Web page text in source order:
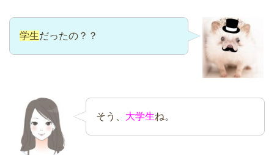
学生だったの？？
そう、 大学生ね。